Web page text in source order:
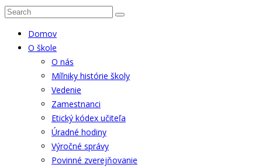
Domov
O škole
O nás
Míľniky histórie školy
Vedenie
Zamestnanci
Etický kódex učiteľa
Úradné hodiny
Výročné správy
Povinné zverejňovanie